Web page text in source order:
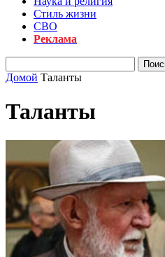
Стиль жизни
СВО
Реклама
Домой Таланты
Таланты